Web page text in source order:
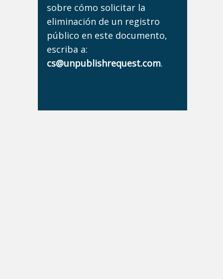
sobre cómo solicitar la
eliminación de un registro
público en este documento,
escriba a:
cs@unpublishrequest.com.